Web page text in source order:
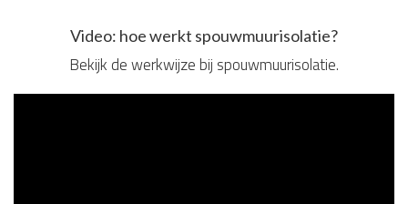
Video: hoe werkt spouwmuurisolatie?
Bekijk de werkwijze bij spouwmuurisolatie.